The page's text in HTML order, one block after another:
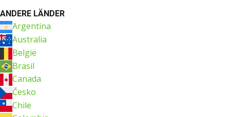
ANDERE LÄNDER
Argentina
Australia
België
Brasil
Canada
Česko
Chile